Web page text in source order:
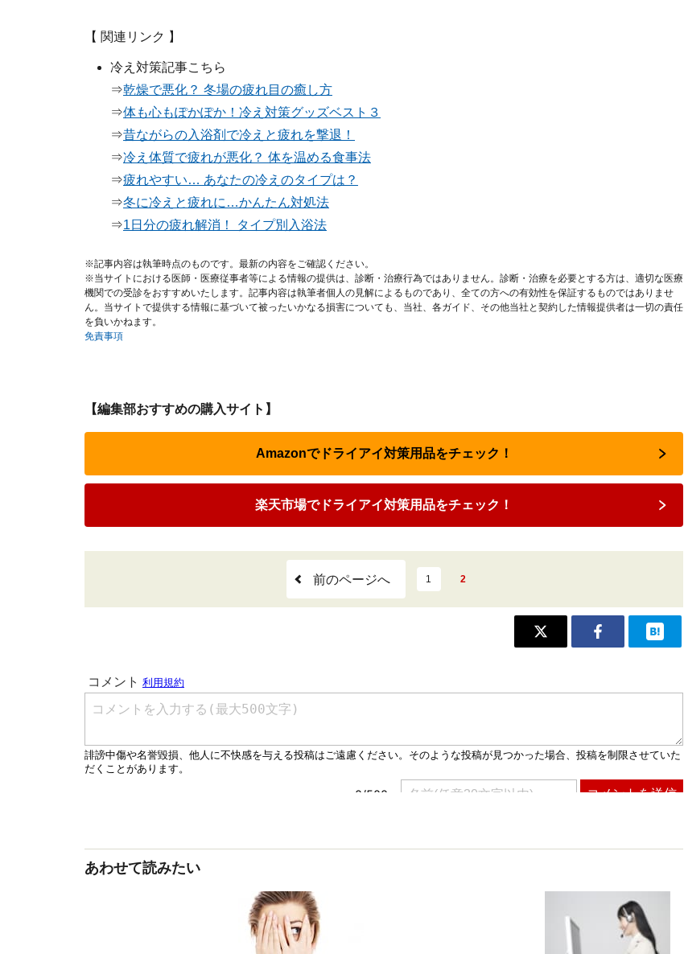
【 関連リンク 】
冷え対策記事こちら
⇒乾燥で悪化？ 冬場の疲れ目の癒し方
⇒体も心もぽかぽか！冷え対策グッズベスト３
⇒昔ながらの入浴剤で冷えと疲れを撃退！
⇒冷え体質で疲れが悪化？ 体を温める食事法
⇒疲れやすい… あなたの冷えのタイプは？
⇒冬に冷えと疲れに…かんたん対処法
⇒1日分の疲れ解消！ タイプ別入浴法
※記事内容は執筆時点のものです。最新の内容をご確認ください。
※当サイトにおける医師・医療従事者等による情報の提供は、診断・治療行為ではありません。診断・治療を必要とする方は、適切な医療
機関での受診をおすすめいたします。記事内容は執筆者個人の見解によるものであり、全ての方への有効性を保証するものではありませ
ん。当サイトで提供する情報に基づいて被ったいかなる損害についても、当社、各ガイド、その他当社と契約した情報提供者は一切の責任
を負いかねます。
免責事項
【編集部おすすめの購入サイト】
Amazonでドライアイ対策用品をチェック！
楽天市場でドライアイ対策用品をチェック！
前のページへ 1 2
あわせて読みたい